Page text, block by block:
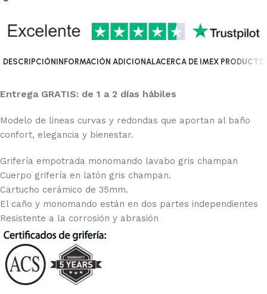
DESCRIPCIÓN INFORMACIÓN ADICIONALACERCA DE IMEX PRODUCTS
Entrega GRATIS: de 1 a 2 días hábiles
Modelo de lineas curvas y redondas que aportan al baño
confort, elegancia y bienestar.
Grifería empotrada monomando lavabo gris champan
Cuerpo grifería en latón gris champan.
Cartucho cerámico de 35mm.
El caño y monomando están en dos partes independientes
Resistente a la corrosión y abrasión